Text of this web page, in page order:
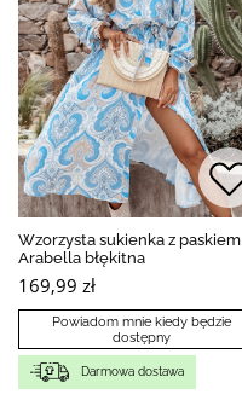
Wzorzysta sukienka z paskiem
Arabella błękitna
169,99 zł
Powiadom mnie kiedy będzie
dostępny
Darmowa dostawa